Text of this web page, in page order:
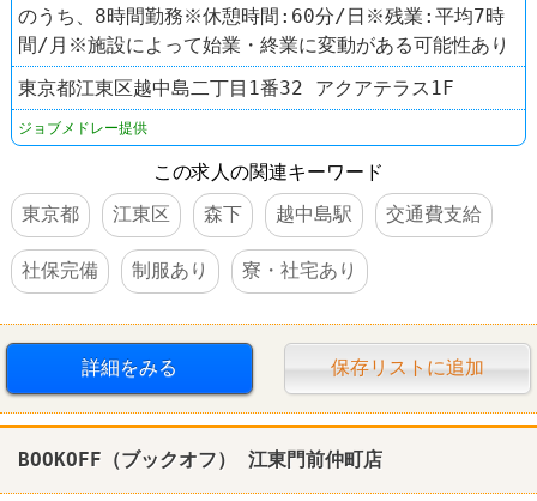
のうち、8時間勤務※休憩時間:60分/日※残業:平均7時
間/月※施設によって始業・終業に変動がある可能性あり
東京都江東区越中島二丁目1番32 アクアテラス1F
ジョブメドレー提供
この求人の関連キーワード
東京都
江東区 森下 越中島駅 交通費支給
社保完備 制服あり 寮・社宅あり
詳細をみる 保存リストに追加
BOOKOFF（ブックオフ） 江東門前仲町店